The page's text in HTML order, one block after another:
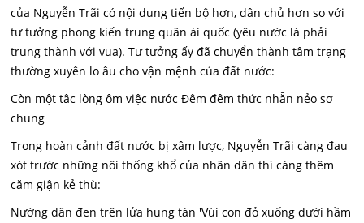
của Nguyễn Trãi có nội dung tiến bộ hơn, dân chủ hơn so với
tư tưởng phong kiến trung quân ái quốc (yêu nước là phải
trung thành với vua). Tư tưởng ấy đã chuyển thành tâm trạng
thường xuyên lo âu cho vận mệnh của đất nước:
Còn một tâc lòng ôm việc nước Đêm đêm thức nhẵn nẻo sơ
chung
Trong hoàn cảnh đất nước bị xâm lược, Nguyễn Trãi càng đau
xót trước những nôi thống khổ của nhân dân thì càng thêm
căm giận kẻ thù:
Nướng dân đen trên lửa hung tàn 'Vùi con đỏ xuống dưới hầm